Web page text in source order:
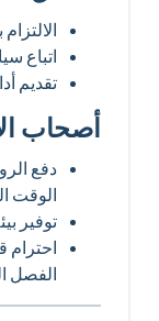
اتباع
تقديم
أصحاب
دفع
الوقت
توفير
احترام
الفصل